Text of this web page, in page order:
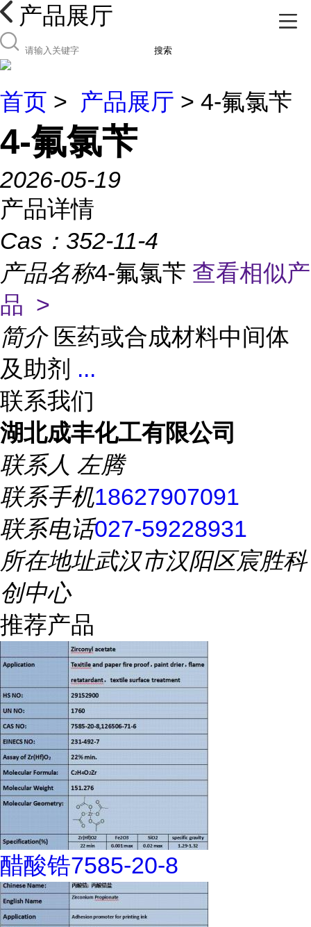
产品展厅
搜索
首页 > 产品展厅 > 4-氟氯苄
4-氟氯苄
2026-05-19
产品详情
Cas： 352-11-4
产品名称4-氟氯苄 查看相似产
品 >
简介 医药或合成材料中间体
及助剂 ...
联系我们
湖北成丰化工有限公司
联系人 左腾
联系手机18627907091
联系电话027-59228931
所在地址武汉市汉阳区宸胜科
创中心
推荐产品
醋酸锆7585-20-8